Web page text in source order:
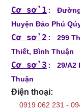
Cơ sở 1 :
Huyện Đảo Phú
Cơ sở 2 :
299
Thiết, Bình Thuận
Cơ sở 3 :
29/A2
Thuận
Điện thoại:
0919 062 231 -